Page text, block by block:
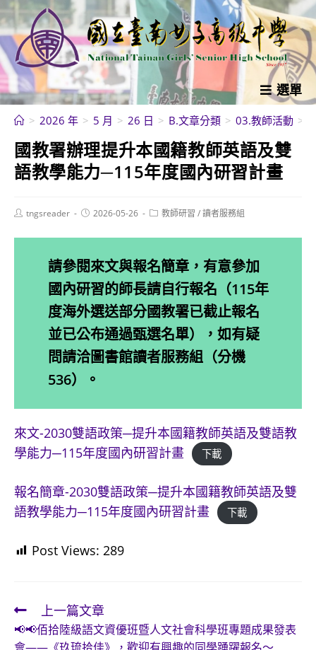
跳
轉
至
主
要
內
選單
> 2026 年 > 5 月 > 26 日 > B.文章分類 > 03.教師活動 >
國教署辦理提升本國籍教師英語及雙
語教學能力─115年度國內研習計畫
Posttngsreader
Post2026-05-26
Post教師研習 /讀者服務組
請參閱來文與報名簡章，有意參加
國內研習的師長請自行報名（115年
度海外選送部分國教署已截止報名
並已公布通過甄選名單），如有疑
問請洽圖書館讀者服務組（分機
536）。
來文-2030雙語政策─提升本國籍教師英語及雙語教
學能力─115年度國內研習計畫
下載
報名簡章-2030雙語政策─提升本國籍教師英語及雙
語教學能力─115年度國內研習計畫
下載
Post Views: 289
Read
more
上一篇文章
📢📢佰拾陸級語文資優班暨人文社會科學班專題成果發表